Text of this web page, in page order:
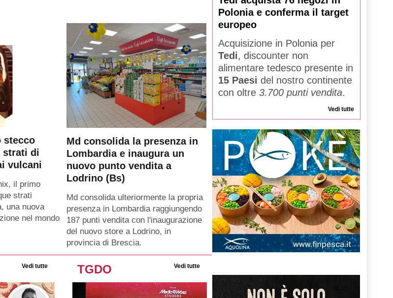
stecco
strati di
vulcani
il primo
strati
una nuova
nel mondo
Md consolida la presenza in
Lombardia e inaugura un
nuovo punto vendita a
Lodrino (Bs)
Md consolida ulteriormente la propria
presenza in Lombardia raggiungendo
187 punti vendita con l'inaugurazione
del nuovo store a Lodrino, in
provincia di Brescia.
Polonia e conferma il target
europeo
Acquisizione in Polonia per
Tedi, discounter non
alimentare tedesco presente in
15 Paesi del nostro continente
con oltre 3.700 punti vendita.
Vedi tutte
Vedi tutte TGDO Vedi tutte